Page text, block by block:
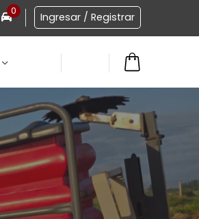
0 Ingresar / Registrar